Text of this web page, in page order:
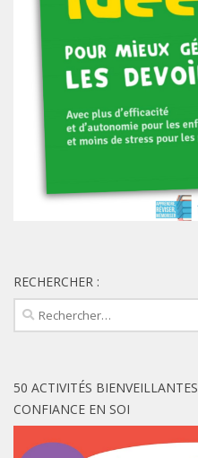
RECHERCHER :
Rechercher :
50 ACTIVITÉS
CONFIANCE EN SOI